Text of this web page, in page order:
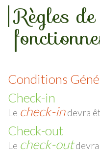
Règles de
Conditions
Check-in
Le check-indevra
Check-out
Le check-out